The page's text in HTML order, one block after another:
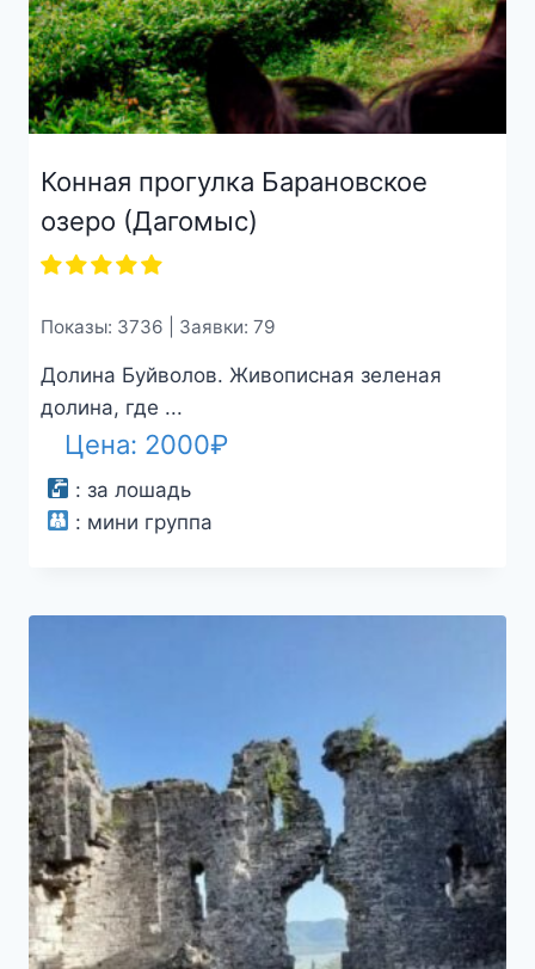
Конная прогулка Барановское
озеро (Дагомыс)
Показы: 3736 | Заявки: 79
Долина Буйволов. Живописная зеленая
долина, где ...
Цена: 2000₽
: за лошадь
: мини группа